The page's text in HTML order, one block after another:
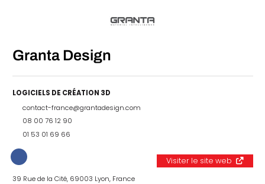
Granta Design
LOGICIELS DE CRÉATION 3D
contact-france@grantadesign.com
08 00 76 12 90
01 53 01 69 66
Visiter le site web
39 Rue de la Cité, 69003 Lyon, France